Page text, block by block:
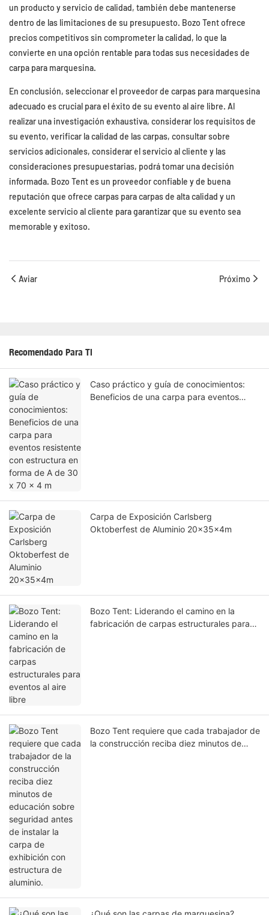
un producto y servicio de calidad, también debe mantenerse
dentro de las limitaciones de su presupuesto. Bozo Tent ofrece
precios competitivos sin comprometer la calidad, lo que la
convierte en una opción rentable para todas sus necesidades de
carpa para marquesina.
En conclusión, seleccionar el proveedor de carpas para marquesina
adecuado es crucial para el éxito de su evento al aire libre. Al
realizar una investigación exhaustiva, considerar los requisitos de
su evento, verificar la calidad de las carpas, consultar sobre
servicios adicionales, considerar el servicio al cliente y las
consideraciones presupuestarias, podrá tomar una decisión
informada. Bozo Tent es un proveedor confiable y de buena
reputación que ofrece carpas para carpas de alta calidad y un
excelente servicio al cliente para garantizar que su evento sea
memorable y exitoso.
Aviar Próximo
Recomendado Para Ti
Caso práctico y guía de conocimientos:
Beneficios de una carpa para eventos
Carpa de Exposición Carlsberg
Oktoberfest de Aluminio 20x35x4m
Bozo Tent: Liderando el camino en la
fabricación de carpas estructurales para
Bozo Tent requiere que cada trabajador de
la construcción reciba diez minutos de